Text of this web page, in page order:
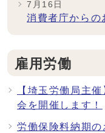
7月16日
消費者庁からの
雇用労働
【埼玉労働局主
会を開催します！
労働保険料納期の